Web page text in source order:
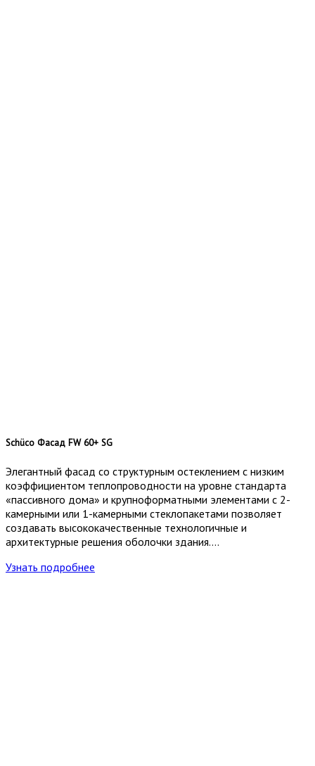
Schüco Фасад FW 60+ SG
Элегантный фасад со структурным остеклением с низким
коэффициентом теплопроводности на уровне стандарта
«пассивного дома» и крупноформатными элементами с 2-
камерными или 1-камерными стеклопакетами позволяет
создавать высококачественные технологичные и
архитектурные решения оболочки здания….
Узнать подробнее